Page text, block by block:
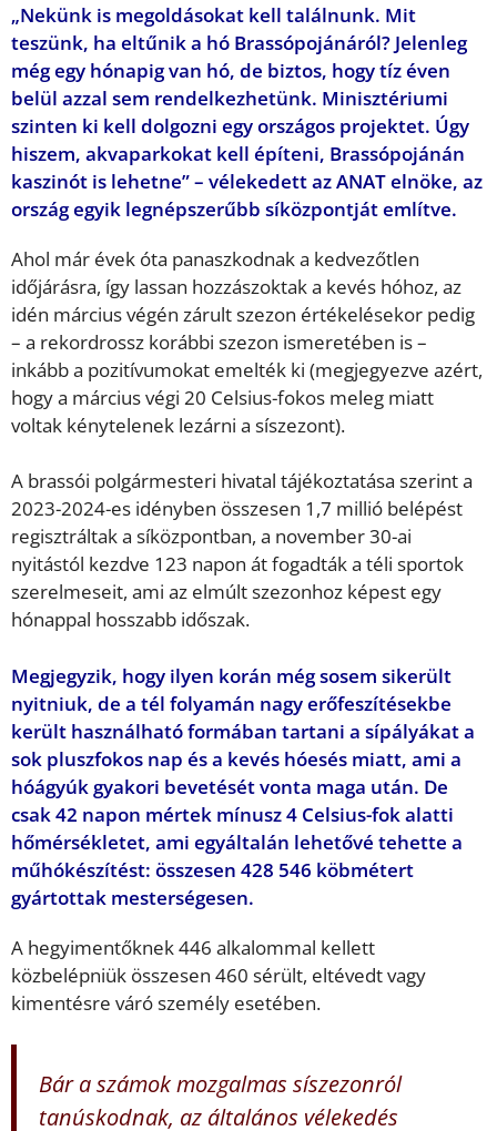
„Nekünk is megoldásokat kell találnunk. Mit
teszünk, ha eltűnik a hó Brassópojánáról? Jelenleg
még egy hónapig van hó, de biztos, hogy tíz éven
belül azzal sem rendelkezhetünk. Minisztériumi
szinten ki kell dolgozni egy országos projektet. Úgy
hiszem, akvaparkokat kell építeni, Brassópojánán
kaszinót is lehetne” – vélekedett az ANAT elnöke, az
ország egyik legnépszerűbb síközpontját említve.
Ahol már évek óta panaszkodnak a kedvezőtlen
időjárásra, így lassan hozzászoktak a kevés hóhoz, az
idén március végén zárult szezon értékelésekor pedig
– a rekordrossz korábbi szezon ismeretében is –
inkább a pozitívumokat emelték ki (megjegyezve azért,
hogy a március végi 20 Celsius-fokos meleg miatt
voltak kénytelenek lezárni a síszezont).
A brassói polgármesteri hivatal tájékoztatása szerint a
2023-2024-es idényben összesen 1,7 millió belépést
regisztráltak a síközpontban, a november 30-ai
nyitástól kezdve 123 napon át fogadták a téli sportok
szerelmeseit, ami az elmúlt szezonhoz képest egy
hónappal hosszabb időszak.
Megjegyzik, hogy ilyen korán még sosem sikerült
nyitniuk, de a tél folyamán nagy erőfeszítésekbe
került használható formában tartani a sípályákat a
sok pluszfokos nap és a kevés hóesés miatt, ami a
hóágyúk gyakori bevetését vonta maga után. De
csak 42 napon mértek mínusz 4 Celsius-fok alatti
hőmérsékletet, ami egyáltalán lehetővé tehette a
műhókészítést: összesen 428 546 köbmétert
gyártottak mesterségesen.
A hegyimentőknek 446 alkalommal kellett
közbelépniük összesen 460 sérült, eltévedt vagy
kimentésre váró személy esetében.
Bár a számok mozgalmas síszezonról
tanúskodnak, az általános vélekedés